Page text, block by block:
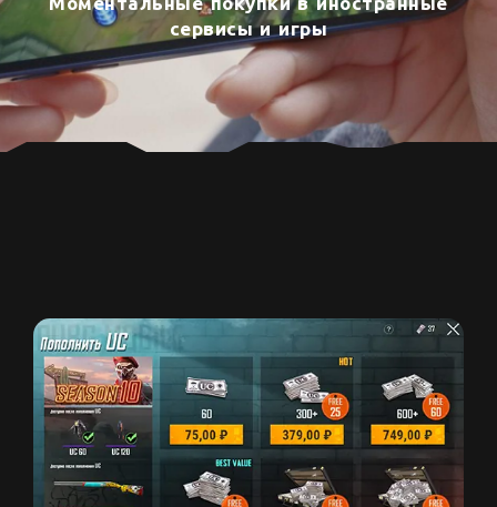
сервисы и игры